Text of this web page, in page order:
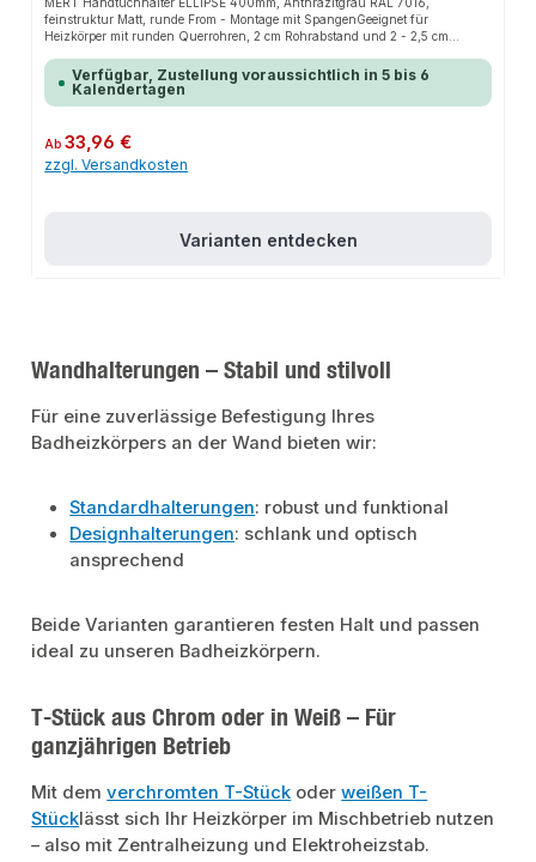
feinstruktur Matt, runde From - Montage mit SpangenGeeignet für
Heizkörper mit runden Querrohren, 2 cm Rohrabstand und 2 - 2,5 cm
Verfügbar, Zustellung voraussichtlich in 5 bis 6
Kalendertagen
Regulärer Preis:
Ab33,96 €
zzgl. Versandkosten
Varianten entdecken
Wandhalterungen – Stabil und stilvoll
Für eine zuverlässige Befestigung Ihres
Badheizkörpers an der Wand bieten wir:
Standardhalterungen: robust und funktional
Designhalterungen: schlank und optisch
ansprechend
Beide Varianten garantieren festen Halt und passen
ideal zu unseren Badheizkörpern.
T-Stück aus Chrom oder in Weiß – Für
ganzjährigen Betrieb
Mit demverchromten T-Stück oderweißen T-
Stück lässt sich Ihr Heizkörper im Mischbetrieb nutzen
– also mit Zentralheizung und Elektroheizstab.